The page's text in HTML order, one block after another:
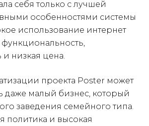
себя только с лучшей
особенностями системы
использование интернет
низкая цена.
проекта Poster может
даже малый бизнес, который
заведения семейного типа.
политика и высокая